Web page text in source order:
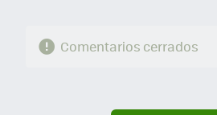
Comentarios cerrados